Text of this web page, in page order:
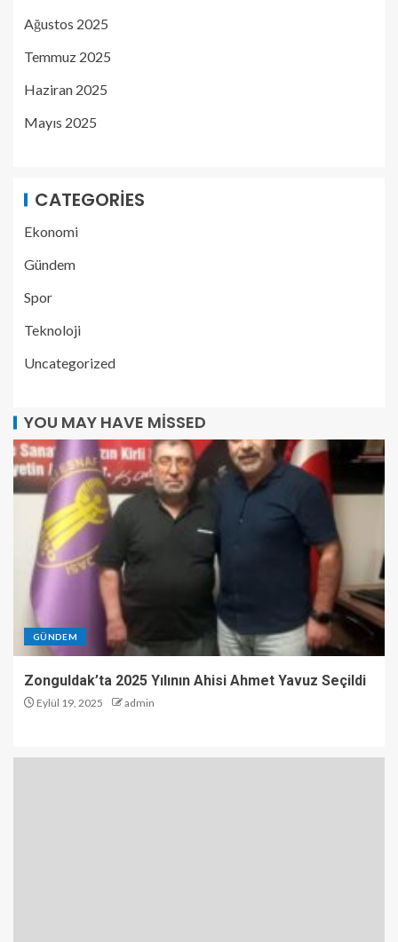
Ağustos 2025
Temmuz 2025
Haziran 2025
Mayıs 2025
CATEGORIES
Ekonomi
Gündem
Spor
Teknoloji
Uncategorized
YOU MAY HAVE MISSED
GÜNDEM
Zonguldak’ta 2025 Yılının Ahisi Ahmet Yavuz Seçildi
Eylül 19, 2025 admin